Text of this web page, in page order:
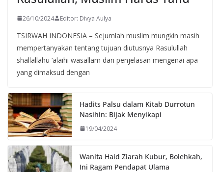
26/10/2024 Editor: Divya Aulya
TSIRWAH INDONESIA – Sejumlah muslim mungkin masih
mempertanyakan tentang tujuan diutusnya Rasulullah
shallallahu ‘alaihi wasallam dan penjelasan mengenai apa
yang dimaksud dengan
Hadits Palsu dalam Kitab Durrotun
Nasihin: Bijak Menyikapi
19/04/2024
Wanita Haid Ziarah Kubur, Bolehkah,
Ini Ragam Pendapat Ulama